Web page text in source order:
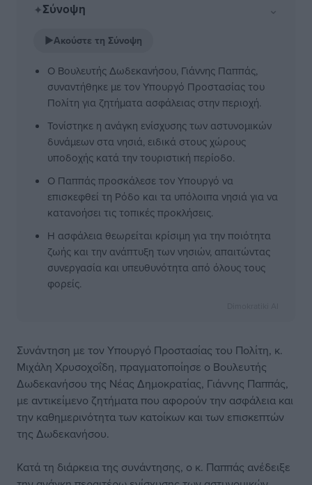
✦Σύνοψη ⌄
▶Ακούστε τη Σύνοψη
Ο Βουλευτής Δωδεκανήσου, Γιάννης Παππάς,
συναντήθηκε με τον Υπουργό Προστασίας του
Πολίτη για ζητήματα ασφάλειας στην περιοχή.
Τονίστηκε η ανάγκη ενίσχυσης των αστυνομικών
δυνάμεων στα νησιά, ειδικά στους χώρους
υποδοχής κατά την τουριστική περίοδο.
Ο Παππάς προσκάλεσε τον Υπουργό να
επισκεφθεί τη Ρόδο και τα υπόλοιπα νησιά για να
κατανοήσει τις τοπικές προκλήσεις.
Η ασφάλεια θεωρείται κρίσιμη για την ποιότητα
ζωής και την ανάπτυξη των νησιών, απαιτώντας
συνεργασία και υπευθυνότητα από όλους τους
φορείς.
Συνάντηση με τον Υπουργό Προστασίας του Πολίτη, κ.
Μιχάλη Χρυσοχοΐδη, πραγματοποίησε ο Βουλευτής
Δωδεκανήσου της Νέας Δημοκρατίας, Γιάννης Παππάς,
με αντικείμενο ζητήματα που αφορούν την ασφάλεια και
την καθημερινότητα των κατοίκων και των επισκεπτών
της Δωδεκανήσου.
Κατά τη διάρκεια της συνάντησης, ο κ. Παππάς ανέδειξε